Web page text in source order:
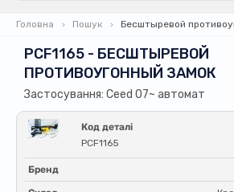
Головна Пошук Бесштыревой
PCF1165 - БЕСШТЫРЕВОЙ
ПРОТИВОУГОННЫЙ ЗАМОК
Застосування: Ceed 07~ автомат
Код деталі
PCF1165
Бренд